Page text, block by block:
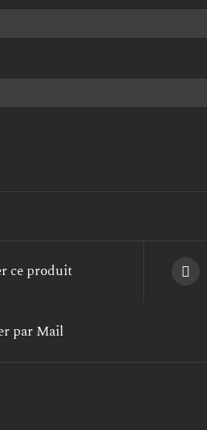
ce produit
par Mail